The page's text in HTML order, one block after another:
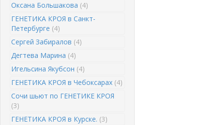
Оксана Большакова (4)
ГЕНЕТИКА КРОЯ в Санкт-
Петербурге (4)
Сергей Забиралов (4)
Дегтева Марина (4)
Игельсина Якубсон (4)
ГЕНЕТИКА КРОЯ в Чебоксарах (4)
Сочи шьют по ГЕНЕТИКЕ КРОЯ
(3)
ГЕНЕТИКА КРОЯ в Курске. (3)